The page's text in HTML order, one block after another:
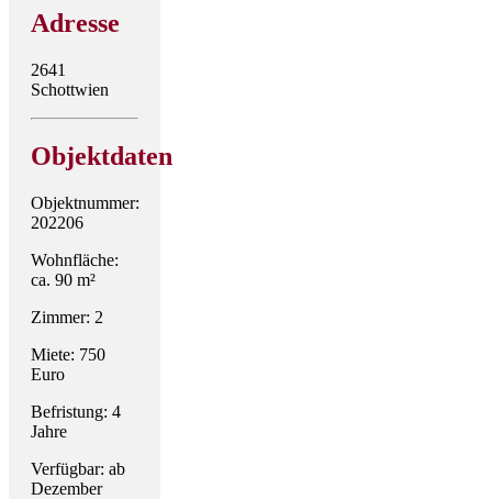
Adresse
2641
Schottwien
Objektdaten
Objektnummer:
202206
Wohnfläche:
ca. 90 m²
Zimmer: 2
Miete: 750
Euro
Befristung: 4
Jahre
Verfügbar: ab
Dezember